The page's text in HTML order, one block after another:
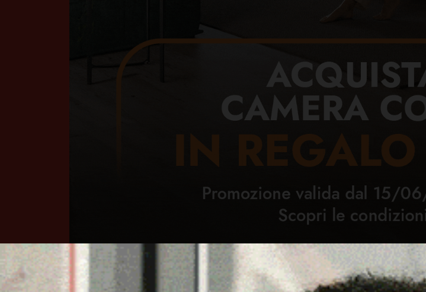
Home Ozieri Territorio Sardegna Cronaca Attualità Sport